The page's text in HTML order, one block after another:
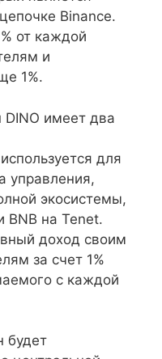
Binance.
от каждой
и
1%.
имеет два
для
управления,
экосистемы,
BNB на Tenet.
доход своим
за счет 1%
с каждой
будет